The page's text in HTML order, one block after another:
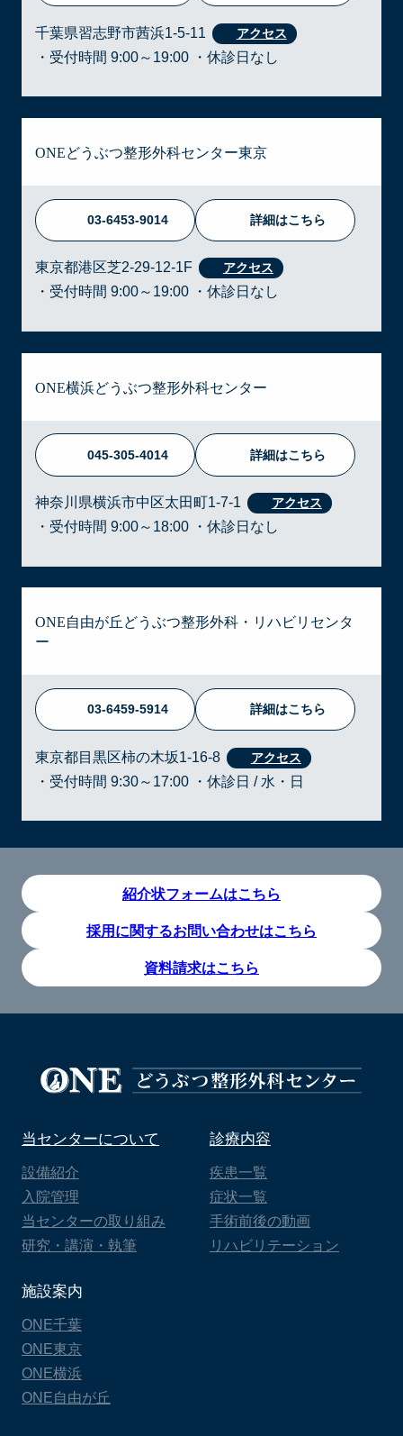
千葉県習志野市茜浜1-5-11
・受付時間 9:00～19:00 ・休診日なし
ONEどうぶつ整形外科センター東京
03-6453-9014 詳細はこちら
東京都港区芝2-29-12-1F
・受付時間 9:00～19:00 ・休診日なし
ONE横浜どうぶつ整形外科センター
045-305-4014 詳細はこちら
神奈川県横浜市中区太田町1-7-1
・受付時間 9:00～18:00 ・休診日なし
ONE自由が丘どうぶつ整形外科・リハビリセンタ
ー
03-6459-5914 詳細はこちら
東京都目黒区柿の木坂1-16-8
・受付時間 9:30～17:00 ・休診日 / 水・日
紹介状フォームはこちら
採用に関するお問い合わせはこちら
資料請求はこちら
当センターについて
設備紹介
入院管理
当センターの取り組み
研究・講演・執筆
診療内容
疾患一覧
症状一覧
手術前後の動画
リハビリテーション
施設案内
ONE千葉
ONE東京
ONE横浜
ONE自由が丘